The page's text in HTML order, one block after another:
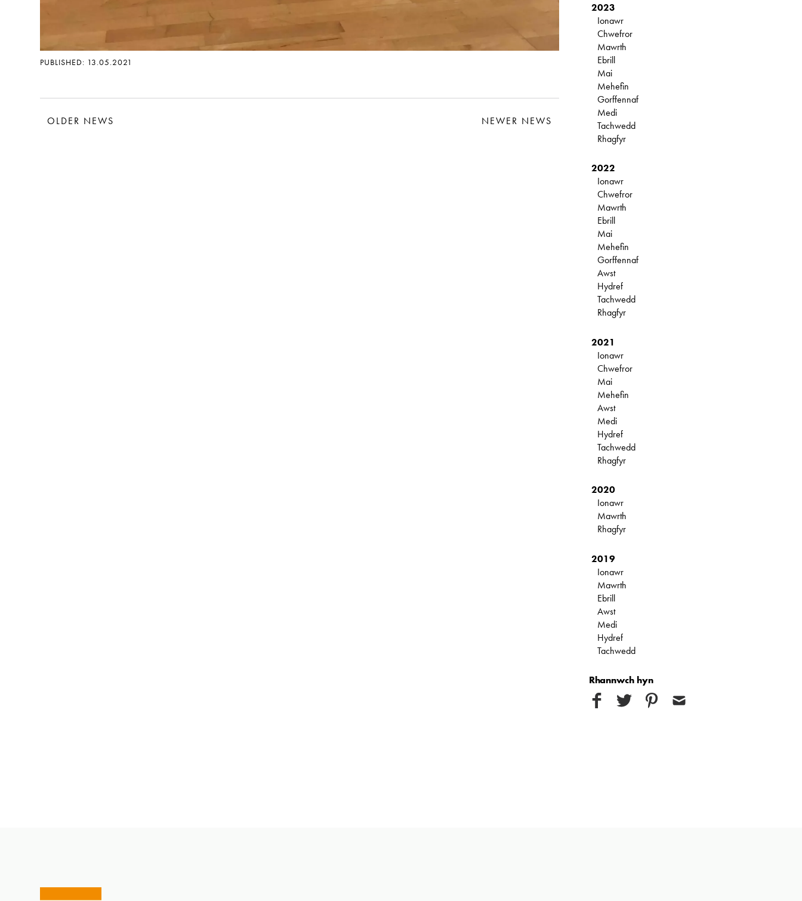
PUBLISHED: 13.05.2021
OLDER NEWS NEWER NEWS
2023
Ionawr
Chwefror
Mawrth
Ebrill
Mai
Mehefin
Gorffennaf
Medi
Tachwedd
Rhagfyr
2022
Ionawr
Chwefror
Mawrth
Ebrill
Mai
Mehefin
Gorffennaf
Awst
Hydref
Tachwedd
Rhagfyr
2021
Ionawr
Chwefror
Mai
Mehefin
Awst
Medi
Hydref
Tachwedd
Rhagfyr
2020
Ionawr
Mawrth
Rhagfyr
2019
Ionawr
Mawrth
Ebrill
Awst
Medi
Hydref
Tachwedd
Rhannwch hyn